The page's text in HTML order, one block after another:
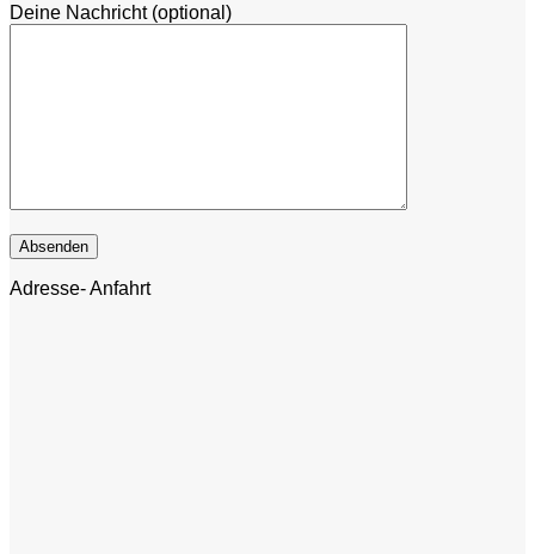
Deine Nachricht (optional)
Adresse- Anfahrt